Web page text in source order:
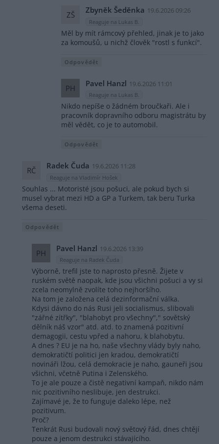
ZŠ Zbyněk Šeděnka 19.6.2026 09:26
Reaguje na Lukas B.
Měl by mít rámcový přehled, jinak je to jako
za komoušů, u nichž člověk "rostl s funkcí".
Odpovědět
PH Pavel Hanzl 19.6.2026 11:01
Reaguje na Lukas B.
Nikdo nepíše o žádném broučkaři. Ale i
pracovník dopravního odboru magistrátu by
měl vědět, co je to automobil.
Odpovědět
RČ Radek Čuda 19.6.2026 11:28
Reaguje na Vladimír Hošek
Souhlas ... Motoristé jsou pošuci, ale pokud bych si
musel vybrat mezi HD a GP a Turkem, tak beru Turka
všema deseti.
Odpovědět
PH Pavel Hanzl 19.6.2026 13:39
Reaguje na Radek Čuda
Výborně, trefil jste to naprosto přesně. Žijete v
ruském světě naopak, kde jsou všichni pošuci a vy si
zcela neomylně zvolíte toho nejhoršího.
Na tom je založena celá dezinformační válka.
Kdysi dávno do nás Rusi jeli socialismus, slibovali
"zářné zítřky", "blahobyt pro všechny"," sovětský
dělník náš vzor" atd. atd. to znamená pozitivní
demagogii, cestu vpřed a nahoru, k blahobytu.
A dnes ? EU je na ho, naše všechny vlády byly naho,
demokratičtí politici jen kradou, demokratičtí
novináři lžou, celá demokracie je naho, gauneři jsou
všichni, včetně Putina i Zelenského.
To je ale pouze a čistě negativní kampaň, nikdo nám
nic pozitivního neslibuje, jen destrukci.
Zajímavé je, že to funguje daleko lépe, než
pozitivum.
Proč?
Tenkrát Rusi budovali nový světový řád, dnes chtějí
pouze a jenom destrukci stávajícího.